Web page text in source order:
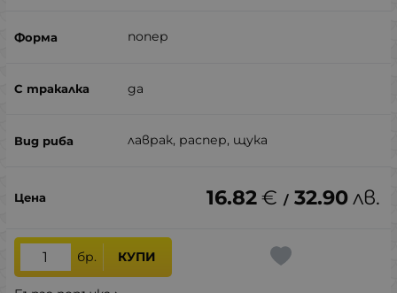
попер
да
лаврак, распер, щука
16.82€ / 32.90лв.
бр. КУПИ